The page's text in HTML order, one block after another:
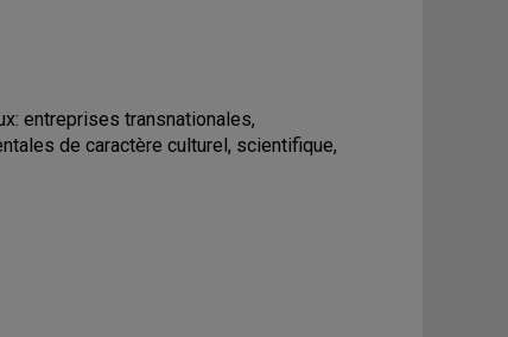
entreprises transnationales,
de caractère culturel, scientifique,